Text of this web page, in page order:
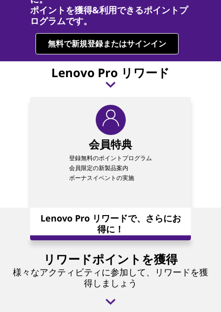
ポイントを獲得&利用できるポイントプ
ログラムです。
無料で新規登録またはサインイン
Lenovo Pro リワード
会員特典
登録無料のポイントプログラム
会員限定の新製品案内
ボーナスイベントの実施
Lenovo Pro リワードで、さらにお
得に！
リワードポイントを獲得
様々なアクティビティに参加して、リワードを獲
得しましょう